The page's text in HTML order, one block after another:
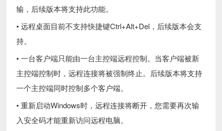
输，后续版本将支持此功能。
• 远程桌面目前不支持快捷键Ctrl+Alt+Del，后续版本会支
持。
• 一台客户端只能由一台主控端远程控制。当客户端被新
主控端控制时，远程连接将被强制终止。后续版本将支持
一个主控端同时控制多个客户端。
• 重新启动Windows时，远程连接将断开，您需要再次输
入安全码才能重新访问远程电脑。